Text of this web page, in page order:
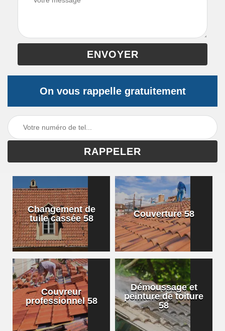
On vous rappelle gratuitement
Changement de
tuile cassée 58
Couverture 58
Couvreur
professionnel 58
Démoussage et
peinture de toiture
58